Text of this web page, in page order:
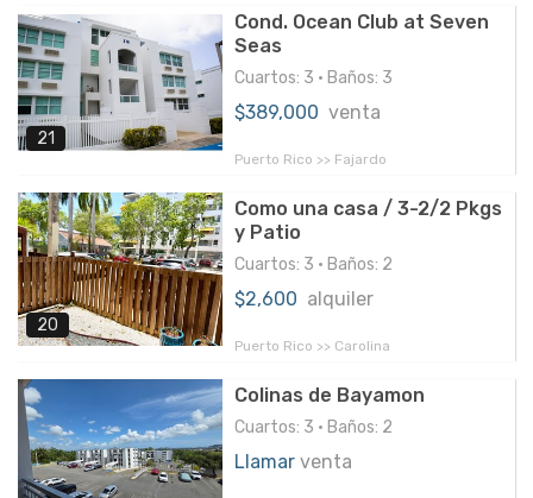
21
Cond. Ocean Club at Seven
Seas
Cuartos: 3 • Baños: 3
$389,000 venta
Puerto Rico >> Fajardo
20
Como una casa / 3-2/2 Pkgs
y Patio
Cuartos: 3 • Baños: 2
$2,600 alquiler
Puerto Rico >> Carolina
Colinas de Bayamon
Cuartos: 3 • Baños: 2
Llamar venta